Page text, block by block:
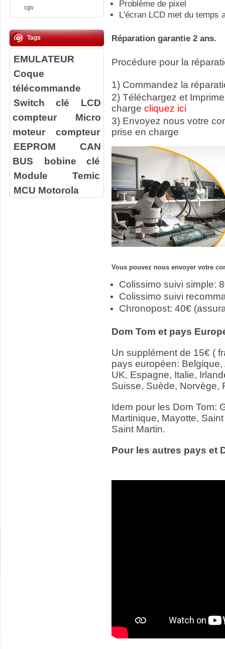
cgv
Tags
EMULATEUR
Coque
télécommande
Switch clé
LCD
compteur
Micro
moteur compteur
EEPROM
CAN
BUS
bobine clé
Module Temic
MCU Motorola
Problème de pixel
L'écran LCD met du temps
Réparation garantie 2 ans.
Procédure pour la
1) Commandez la
2) Téléchargez et
charge cliquez ici
3) Envoyez nous votre
prise en charge
Vous pouvez nous envoyer votre
Colissimo suivi simple:
Colissimo suivi
Chronopost: 40€
Dom Tom et pays
Un supplément de 15€ (
pays européen:
UK, Espagne, Italie,
Suisse, Suède, Norvège,
Idem pour les Dom Tom:
Martinique, Mayotte,
Saint Martin.
Pour les autres pays et